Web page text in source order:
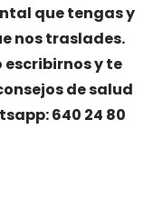
que tengas y
nos traslades.
escribirnos y te
de salud
640 24 80